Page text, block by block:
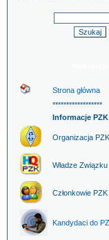
Strona główna
******************
Informacje PZK
Organizacja PZK
Władze Związku
Członkowie PZK
Kandydaci do